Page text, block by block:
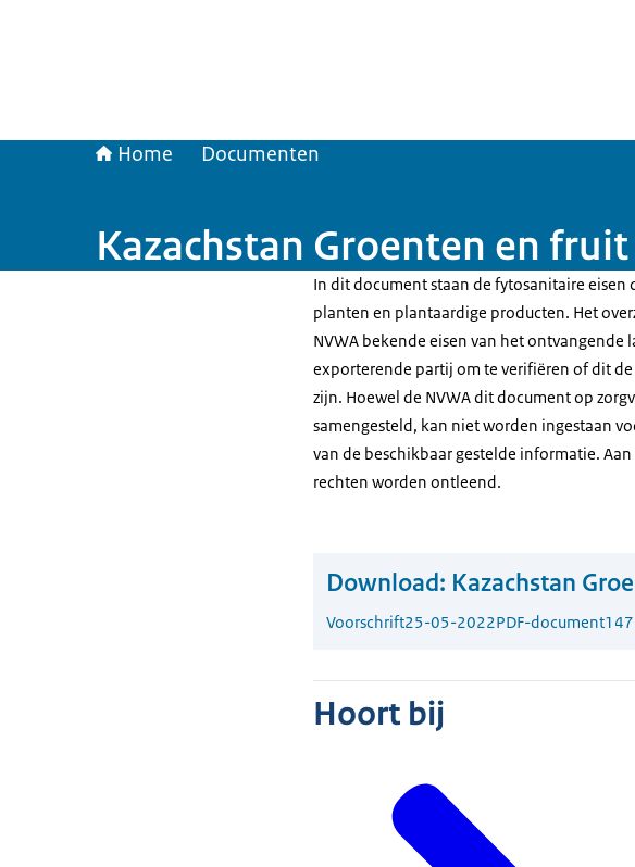
Home Documenten
Kazachstan Groenten en
In dit document staan de fytosanitaire eisen
planten en plantaardige producten. Het
NVWA bekende eisen van het ontvangende
exporterende partij om te verifiëren of dit de
zijn. Hoewel de NVWA dit document op
samengesteld, kan niet worden ingestaan
van de beschikbaar gestelde informatie.
rechten worden ontleend.
Download: Kazachstan
Voorschrift25-05-2022PDF-document
Hoort bij